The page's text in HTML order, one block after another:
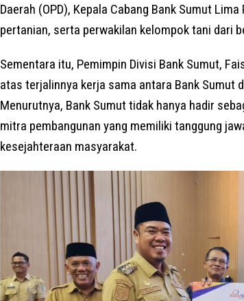
Daerah (OPD), Kepala Cabang Bank Sumut
pertanian, serta perwakilan kelompok tani dari
Sementara itu, Pemimpin Divisi Bank Sumut,
atas terjalinnya kerja sama antara Bank Sumut
Menurutnya, Bank Sumut tidak hanya hadir
mitra pembangunan yang memiliki tanggung
kesejahteraan masyarakat.